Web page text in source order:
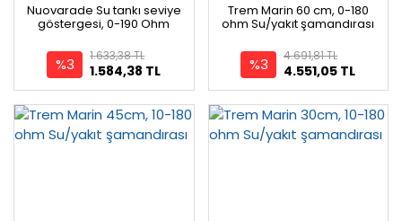
Nuovarade Su tankı seviye
göstergesi, 0-190 Ohm
%3 1.584,38 TL
1.633,38 TL
Trem Marin 60 cm, 0-180
ohm Su/yakıt şamandırası
%3 4.551,05 TL
4.691,81 TL